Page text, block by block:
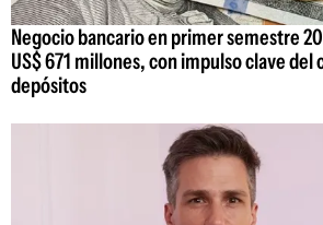
Negocio bancario en primer semestre
US$ 671 millones, con impulso clave del
depósitos